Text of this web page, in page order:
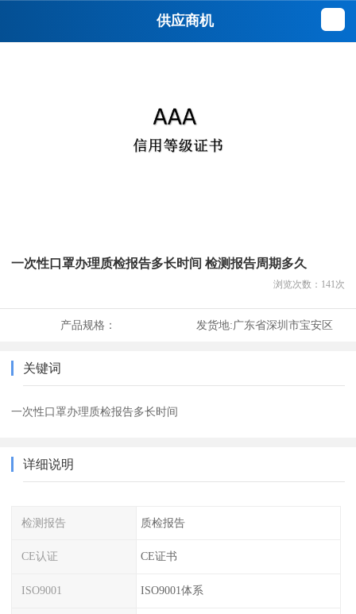
供应商机
一次性口罩办理质检报告多长时间 检测报告周期多久
浏览次数： 141 次
产品规格： 发货地:广东省深圳市宝安区
关键词
一次性口罩办理质检报告多长时间
详细说明
检测报告 质检报告
CE认证 CE证书
ISO9001 ISO9001体系